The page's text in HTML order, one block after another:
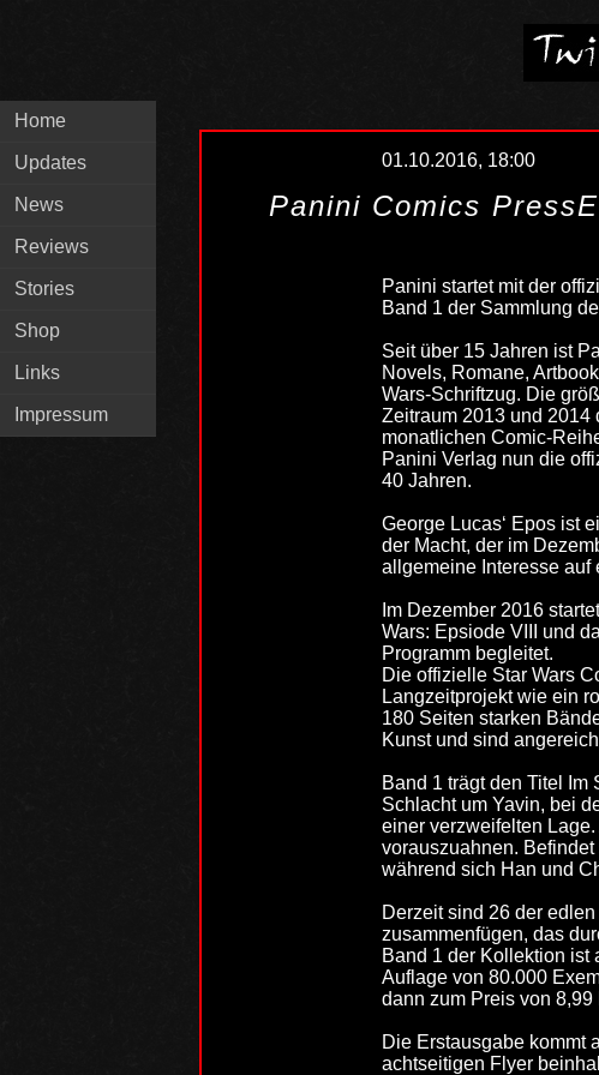
Home
Updates
News
Reviews
Stories
Shop
Links
Impressum
01.10.2016, 18:00
Panini Comics
Panini startet mit der
Band 1 der Sammlung
Seit über 15 Jahren ist
Novels, Romane,
Wars-Schriftzug. Die
Zeitraum 2013 und 2014
monatlichen Comic-
Panini Verlag nun die
40 Jahren.
George Lucas‘ Epos ist
der Macht, der im
allgemeine Interesse auf
Im Dezember 2016
Wars: Epsiode VIII und
Programm begleitet.
Die offizielle Star Wars
Langzeitprojekt wie ein
180 Seiten starken
Kunst und sind
Band 1 trägt den Titel
Schlacht um Yavin, bei
einer verzweifelten
vorauszuahnen.
während sich Han und
Derzeit sind 26 der
zusammenfügen, das
Band 1 der Kollektion ist
Auflage von 80.000
dann zum Preis von
Die Erstausgabe kommt
achtseitigen Flyer